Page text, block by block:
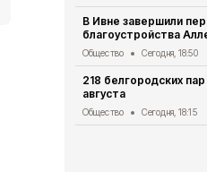
В Ивне завершили
благоустройства
Общество Сегодня, 18:50
218 белгородских
августа
Общество Сегодня, 18:15